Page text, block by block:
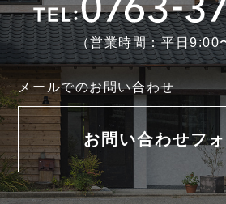
（営業時間：平日9:00
メールでのお問い合わせ
お問い合わせフ